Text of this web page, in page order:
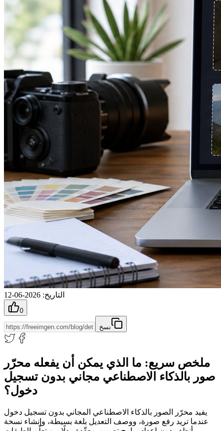
التاريخ:
2026-06-12
0
نسخ
ملخص سريع: ما الذي يمكن أن يفعله محرّر
صور بالذكاء الاصطناعي مجاني بدون تسجيل
دخول؟
يفيد محرّر الصور بالذكاء الاصطناعي المجاني بدون تسجيل دخول
عندما تريد رفع صورة، ووصف التعديل بلغة بسيطة، وإنشاء نسخة